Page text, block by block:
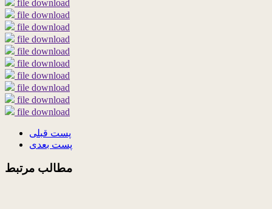
file download
file download
file download
file download
file download
file download
file download
file download
file download
file download
پست قبلی
پست بعدی
مطالب مرتبط